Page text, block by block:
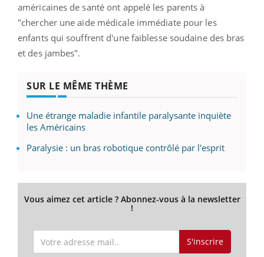
américaines de santé ont appelé les parents à
"chercher une aide médicale immédiate pour les
enfants qui souffrent d'une faiblesse soudaine des bras
et des jambes".
SUR LE MÊME THÈME
Une étrange maladie infantile paralysante inquiète
les Américains
Paralysie : un bras robotique contrôlé par l'esprit
Vous aimez cet article ? Abonnez-vous à la newsletter
!
S'inscrire